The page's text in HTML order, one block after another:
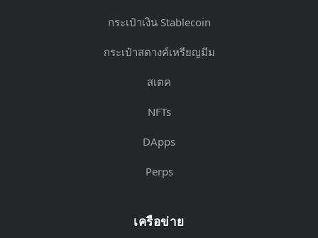
กระเป๋าเงิน Stablecoin
กระเป๋าสตางค์เหรียญมีม
สเตค
NFTs
DApps
Perps
เครือข่าย